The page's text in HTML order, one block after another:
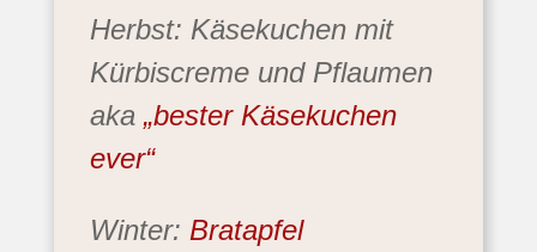
Herbst: Käsekuchen mit
Kürbiscreme und Pflaumen
aka „bester Käsekuchen
ever“
Winter: Bratapfel